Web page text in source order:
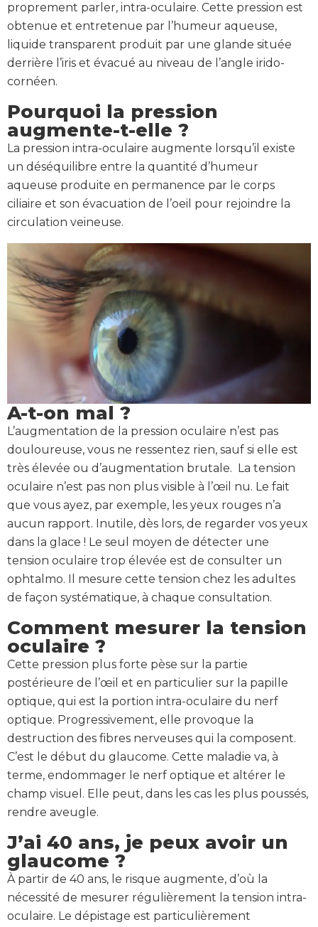
proprement parler, intra-oculaire. Cette pression est
obtenue et entretenue par l’humeur aqueuse,
liquide transparent produit par une glande située
derrière l’iris et évacué au niveau de l’angle irido-
cornéen.
Pourquoi la pression
augmente-t-elle ?
La pression intra-oculaire augmente lorsqu’il existe
un déséquilibre entre la quantité d’humeur
aqueuse produite en permanence par le corps
ciliaire et son évacuation de l’oeil pour rejoindre la
circulation veineuse.
A-t-on mal ?
L’augmentation de la pression oculaire n’est pas
douloureuse, vous ne ressentez rien, sauf si elle est
très élevée ou d’augmentation brutale. La tension
oculaire n’est pas non plus visible à l’œil nu. Le fait
que vous ayez, par exemple, les yeux rouges n’a
aucun rapport. Inutile, dès lors, de regarder vos yeux
dans la glace ! Le seul moyen de détecter une
tension oculaire trop élevée est de consulter un
ophtalmo. Il mesure cette tension chez les adultes
de façon systématique, à chaque consultation.
Comment mesurer la tension
oculaire ?
Cette pression plus forte pèse sur la partie
postérieure de l’œil et en particulier sur la papille
optique, qui est la portion intra-oculaire du nerf
optique. Progressivement, elle provoque la
destruction des fibres nerveuses qui la composent.
C’est le début du glaucome. Cette maladie va, à
terme, endommager le nerf optique et altérer le
champ visuel. Elle peut, dans les cas les plus poussés,
rendre aveugle.
J’ai 40 ans, je peux avoir un
glaucome ?
À partir de 40 ans, le risque augmente, d’où la
nécessité de mesurer régulièrement la tension intra-
oculaire. Le dépistage est particulièrement